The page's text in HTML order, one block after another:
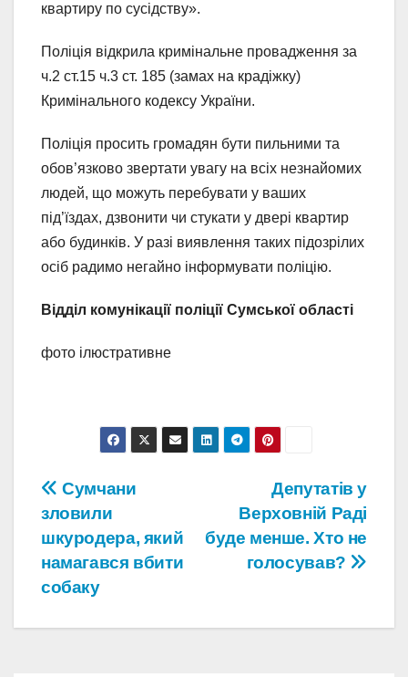
квартиру по сусідству».
Поліція відкрила кримінальне провадження за
ч.2 ст.15 ч.3 ст. 185 (замах на крадіжку)
Кримінального кодексу України.
Поліція просить громадян бути пильними та
обов’язково звертати увагу на всіх незнайомих
людей, що можуть перебувати у ваших
під’їздах, дзвонити чи стукати у двері квартир
або будинків. У разі виявлення таких підозрілих
осіб радимо негайно інформувати поліцію.
Відділ комунікації поліції Сумської області
фото ілюстративне
Навігація
записів
Депутатів у
Верховній Pаді
буде менше. Хто не
голосував?
Сумчани
зловили
шкуродера, який
намагався вбити
собаку